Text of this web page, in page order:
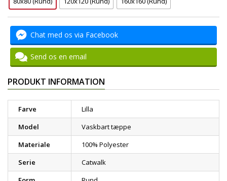
Chat med os via Facebook
Send os en email
PRODUKT INFORMATION
Farve
Lilla
Model
Vaskbart tæppe
Materiale
100% Polyester
Serie
Catwalk